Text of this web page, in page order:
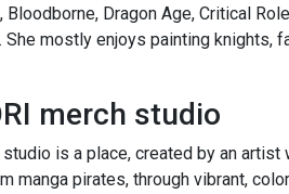
Bloodborne, Dragon Age, Critical
She mostly enjoys painting knights,
merch studio
studio is a place, created by an
manga pirates, through vibrant,